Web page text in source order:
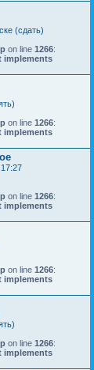
(сдать)
on line 1266:
implements
on line 1266:
implements
on line 1266:
implements
on line 1266:
implements
on line 1266:
implements